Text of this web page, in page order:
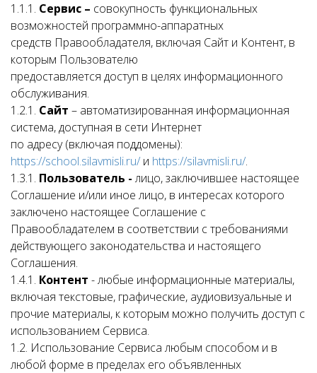
1.1.1. Сервис – совокупность функциональных
возможностей программно-аппаратных
средств Правообладателя, включая Сайт и Контент, в
которым Пользователю
предоставляется доступ в целях информационного
обслуживания.
1.2.1. Сайт – автоматизированная информационная
система, доступная в сети Интернет
по адресу (включая поддомены):
https://school.silavmisli.ru/ и https://silavmisli.ru/.
1.3.1. Пользователь - лицо, заключившее настоящее
Соглашение и/или иное лицо, в интересах которого
заключено настоящее Соглашение с
Правообладателем в соответствии с требованиями
действующего законодательства и настоящего
Соглашения.
1.4.1. Контент - любые информационные материалы,
включая текстовые, графические, аудиовизуальные и
прочие материалы, к которым можно получить доступ с
использованием Сервиса.
1.2. Использование Сервиса любым способом и в
любой форме в пределах его объявленных